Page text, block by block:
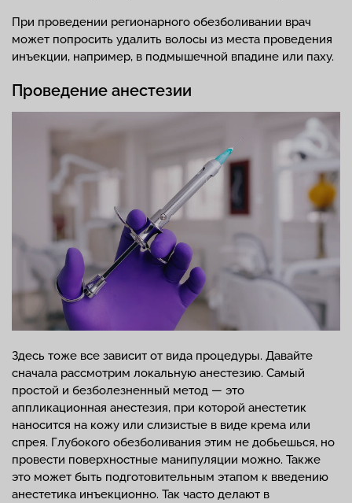
При проведении регионарного обезболивании врач
может попросить удалить волосы из места проведения
инъекции, например, в подмышечной впадине или паху.
Проведение анестезии
Здесь тоже все зависит от вида процедуры. Давайте
сначала рассмотрим локальную анестезию. Самый
простой и безболезненный метод — это
аппликационная анестезия, при которой анестетик
наносится на кожу или слизистые в виде крема или
спрея. Глубокого обезболивания этим не добьешься, но
провести поверхностные манипуляции можно. Также
это может быть подготовительным этапом к введению
анестетика инъекционно. Так часто делают в